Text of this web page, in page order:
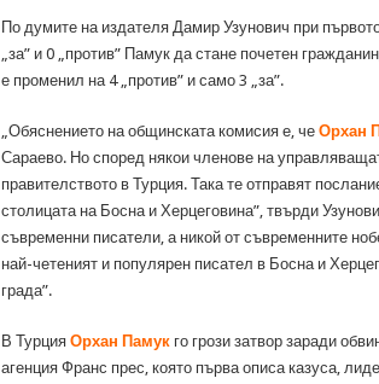
По думите на издателя Дамир Узунович при
„за” и 0 „против” Памук да стане почетен
е променил на 4 „против” и само 3 „за”.
„Обяснението на общинската комисия е, че Орхан
Сараево. Но според някои членове на
правителството в Турция. Така те отправят
столицата на Босна и Херцеговина”, твърди
съвременни писатели, а никой от съвременните
най-четеният и популярен писател в Босна и
града”.
В Турция Орхан Памук го грози затвор заради
агенция Франс прес, която първа описа казуса,